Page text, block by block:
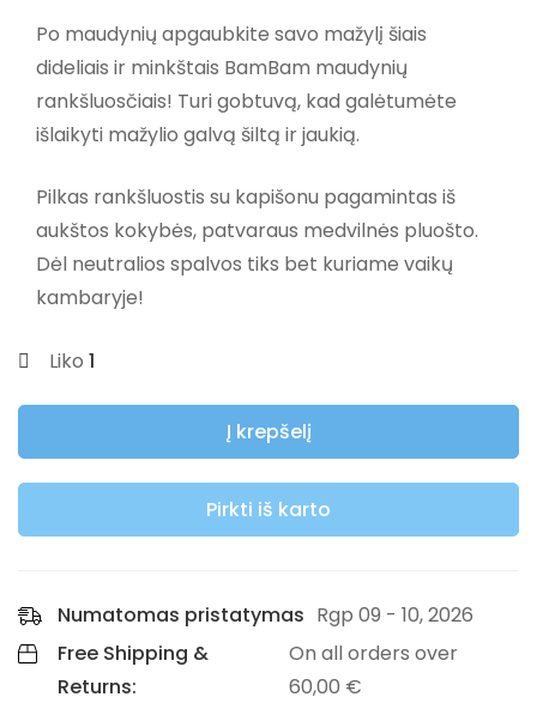
Po maudynių apgaubkite savo mažylį šiais
dideliais ir minkštais BamBam maudynių
rankšluosčiais! Turi gobtuvą, kad galėtumėte
išlaikyti mažylio galvą šiltą ir jaukią.
Pilkas rankšluostis su kapišonu pagamintas iš
aukštos kokybės, patvaraus medvilnės pluošto.
Dėl neutralios spalvos tiks bet kuriame vaikų
kambaryje!
Liko 1
Į krepšelį
Pirkti iš karto
Numatomas pristatymas Rgp 09 - 10, 2026
Free Shipping &
Returns:
On all orders over
60,00 €